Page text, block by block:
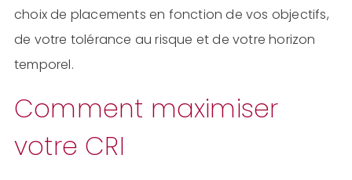
choix de placements en fonction de vos objectifs,
de votre tolérance au risque et de votre horizon
temporel.
Comment maximiser
votre CRI